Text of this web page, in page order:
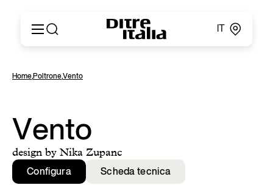
Prodotti
Cataloghi e Materiali
Ditre for Professionals
Punti vendita
News & Press
Area Riservata
English
Español
Русский
简体中文
Home,Poltrone,Vento
Vento
design by Nika Zupanc
Configura Scheda tecnica